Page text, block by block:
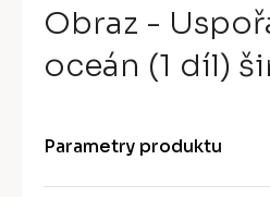
produktu
je
z
Obraz -
oceán (1 díl)
Parametry produktu